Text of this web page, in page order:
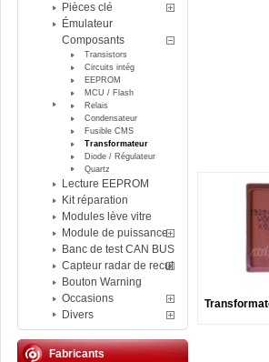
Pièces clé
Émulateur
Composants
Transistors
Circuits intég
EEPROM
MCU / Flash
Relais
Condensateur
Fusible CMS
Transformateur
Diode / Régulateur
Quartz
Lecture EEPROM
Kit réparation
Modules lève vitre
Module de puissance
Banc de test CAN BUS
Capteur radar de recul
Bouton Warning
Occasions
Divers
Fabricants